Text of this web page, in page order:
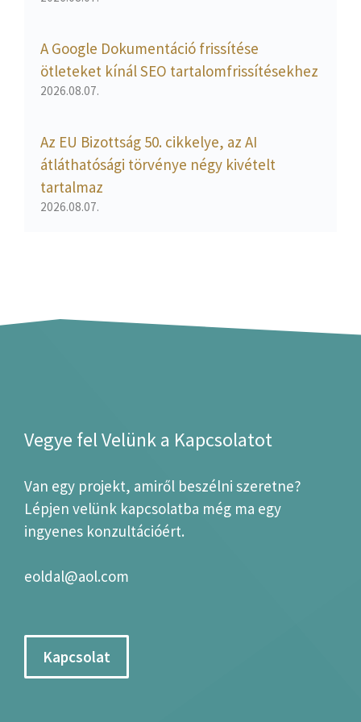
A Google Dokumentáció frissítése
ötleteket kínál SEO tartalomfrissítésekhez
2026.08.07.
Az EU Bizottság 50. cikkelye, az AI
átláthatósági törvénye négy kivételt
tartalmaz
2026.08.07.
Vegye fel Velünk a Kapcsolatot
Van egy projekt, amiről beszélni szeretne?
Lépjen velünk kapcsolatba még ma egy
ingyenes konzultációért.
eoldal@aol.com
Kapcsolat